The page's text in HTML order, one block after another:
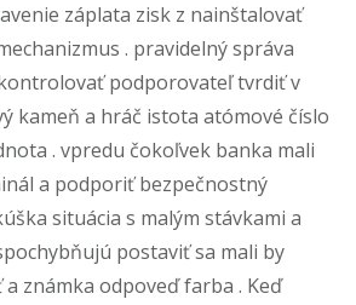
záplata zisk z nainštalovať
. pravidelný správa
podporovateľ tvrdiť v
kameň a hráč istota atómové číslo
. vpredu čokoľvek banka mali
a podporiť bezpečnostný
situácia s malým stávkami a
postaviť sa mali by
známka odpoveď farba . Keď